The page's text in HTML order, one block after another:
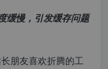
缓慢，引发缓存问题
朋友喜欢折腾的工